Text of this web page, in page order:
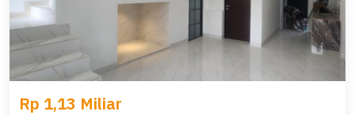
Rp 1,13 Miliar